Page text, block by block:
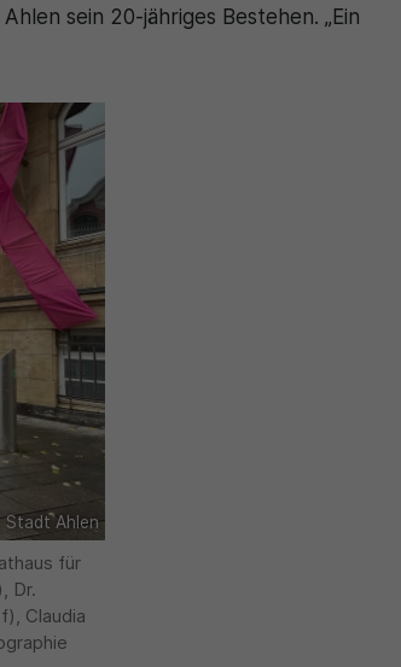
sein 20-jähriges Bestehen. „Ein
Stadt Ahlen
für
Dr.
Claudia